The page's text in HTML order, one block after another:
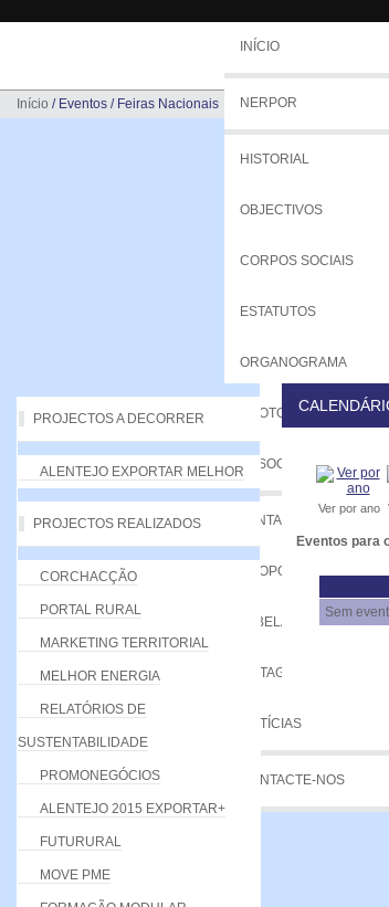
INÍCIO
NERPOR
HISTORIAL
OBJECTIVOS
CORPOS SOCIAIS
ESTATUTOS
ORGANOGRAMA
PROTOCOLOS
ASSOCIADOS
VANTAGENS
PROPOSTA
TABELA DE QUOTAS
LISTAGEM
NOTÍCIAS
CONTACTE-NOS
Início / Eventos / Feiras Nacionais
PROJECTOS A DECORRER
ALENTEJO EXPORTAR MELHOR
PROJECTOS REALIZADOS
CORCHACÇÃO
PORTAL RURAL
MARKETING TERRITORIAL
MELHOR ENERGIA
RELATÓRIOS DE
SUSTENTABILIDADE
PROMONEGÓCIOS
ALENTEJO 2015 EXPORTAR+
FUTURURAL
MOVE PME
Ver por ano
Eventos para
Sem